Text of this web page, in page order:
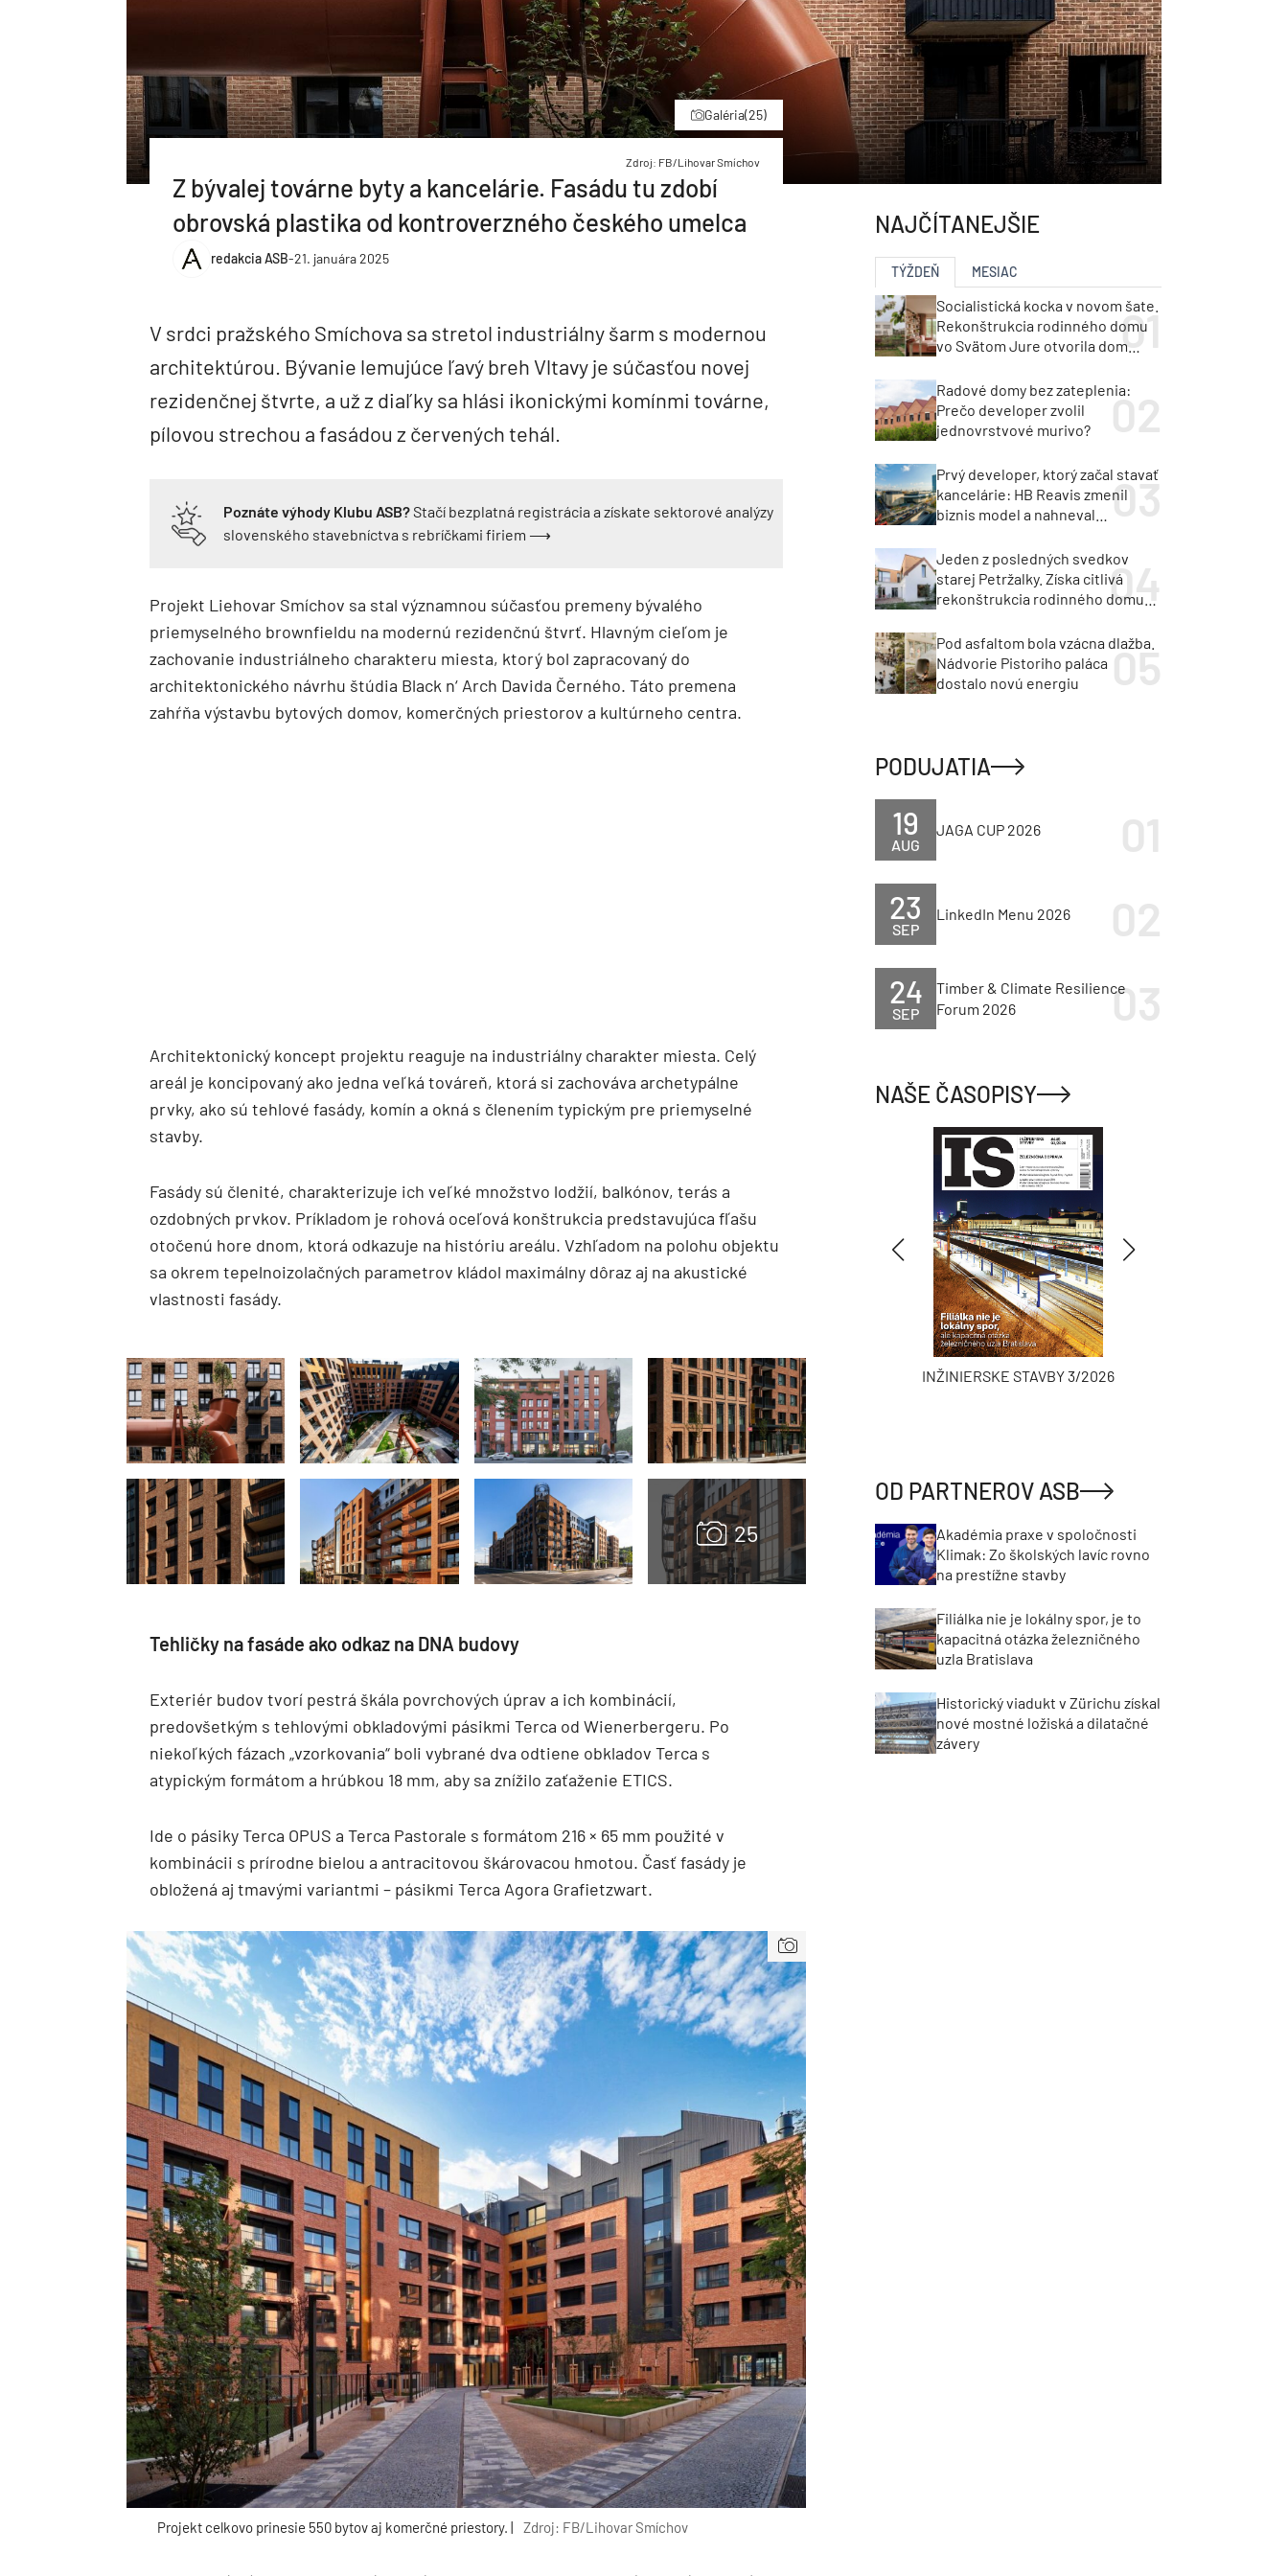
Galéria(25)
Zdroj: FB/Lihovar Smíchov
Z bývalej továrne byty a kancelárie. Fasádu tu zdobí
obrovská plastika od kontroverzného českého umelca
redakcia ASB-21. januára 2025
V srdci pražského Smíchova sa stretol industriálny šarm s modernou
architektúrou. Bývanie lemujúce ľavý breh Vltavy je súčasťou novej
rezidenčnej štvrte, a už z diaľky sa hlási ikonickými komínmi továrne,
pílovou strechou a fasádou z červených tehál.
Poznáte výhody Klubu ASB?Stačí bezplatná registrácia a získate sektorové analýzy
slovenského stavebníctva s rebríčkami firiem ⟶
Projekt Liehovar Smíchov sa stal významnou súčasťou premeny bývalého
priemyselného brownfieldu na modernú rezidenčnú štvrť. Hlavným cieľom je
zachovanie industriálneho charakteru miesta, ktorý bol zapracovaný do
architektonického návrhu štúdia Black n‘ Arch Davida Černého. Táto premena
zahŕňa výstavbu bytových domov, komerčných priestorov a kultúrneho centra.
Architektonický koncept projektu reaguje na industriálny charakter miesta. Celý
areál je koncipovaný ako jedna veľká továreň, ktorá si zachováva archetypálne
prvky, ako sú tehlové fasády, komín a okná s členením typickým pre priemyselné
stavby.
Fasády sú členité, charakterizuje ich veľké množstvo lodžií, balkónov, terás a
ozdobných prvkov. Príkladom je rohová oceľová konštrukcia predstavujúca fľašu
otočenú hore dnom, ktorá odkazuje na históriu areálu. Vzhľadom na polohu objektu
sa okrem tepelnoizolačných parametrov kládol maximálny dôraz aj na akustické
vlastnosti fasády.
Tehličky na fasáde ako odkaz na DNA budovy
Exteriér budov tvorí pestrá škála povrchových úprav a ich kombinácií,
predovšetkým s tehlovými obkladovými pásikmi Terca od Wienerbergeru. Po
niekoľkých fázach „vzorkovania“ boli vybrané dva odtiene obkladov Terca s
atypickým formátom a hrúbkou 18 mm, aby sa znížilo zaťaženie ETICS.
Ide o pásiky Terca OPUS a Terca Pastorale s formátom 216 × 65 mm použité v
kombinácii s prírodne bielou a antracitovou škárovacou hmotou. Časť fasády je
obložená aj tmavými variantmi – pásikmi Terca Agora Grafietzwart.
Projekt celkovo prinesie 550 bytov aj komerčné priestory. | Zdroj: FB/Lihovar Smíchov
NAJČÍTANEJŠIE
TÝŽDEŇ MESIAC
Socialistická kocka v novom šate.
Rekonštrukcia rodinného domu
vo Svätom Jure otvorila dom
Radové domy bez zateplenia:
Prečo developer zvolil
jednovrstvové murivo?
Prvý developer, ktorý začal stavať
kancelárie: HB Reavis zmenil
biznis model a nahneval
Jeden z posledných svedkov
starej Petržalky. Získa citlivá
rekonštrukcia rodinného domu
Pod asfaltom bola vzácna dlažba.
Nádvorie Pistoriho paláca
dostalo novú energiu
PODUJATIA
AUG
19 JAGA CUP 2026
SEP
23 LinkedIn Menu 2026
SEP
24
Timber & Climate Resilience
Forum 2026
NAŠE ČASOPISY
TZB HAUSTECHNIK 3/2026 INŽINIERSKE STAVBY 3/2026
OD PARTNEROV ASB
Akadémia praxe v spoločnosti
Klimak: Zo školských lavíc rovno
na prestížne stavby
Filiálka nie je lokálny spor, je to
kapacitná otázka železničného
uzla Bratislava
Historický viadukt v Zürichu získal
nové mostné ložiská a dilatačné
závery